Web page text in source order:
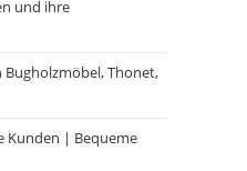
und ihre
Bugholzmöbel, Thonet,
Kunden | Bequeme